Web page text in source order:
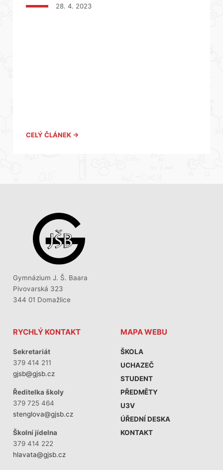
28. 4. 2023
CELÝ ČLÁNEK →
Gymnázium J. Š. Baara
Pivovarská 323
344 01 Domažlice
RYCHLÝ KONTAKT
Sekretariát
379 414 211
gjsb@gjsb.cz
Ředitelka školy
379 725 464
stenglova@gjsb.cz
Školní jídelna
379 414 222
hlavata@gjsb.cz
MAPA WEBU
ŠKOLA
UCHAZEČ
STUDENT
PŘEDMĚTY
U3V
ÚŘEDNÍ DESKA
KONTAKT